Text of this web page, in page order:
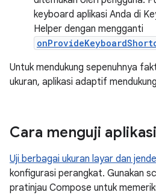
keyboard aplikasi Anda di
Helper dengan mengganti
Untuk mendukung sepenuhnya
ukuran, aplikasi adaptif
Cara menguji
Uji berbagai ukuran layar dan
konfigurasi perangkat. Gunakan
pratinjau Compose untuk